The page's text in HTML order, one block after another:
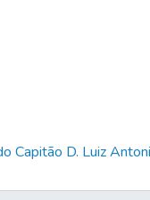
Capitão D. Luiz